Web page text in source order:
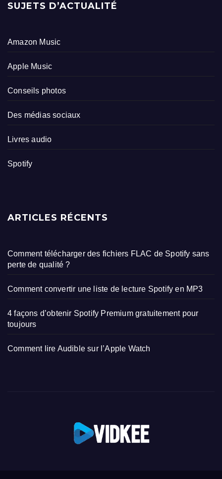
SUJETS D’ACTUALITÉ
Amazon Music
Apple Music
Conseils photos
Des médias sociaux
Livres audio
Spotify
ARTICLES RÉCENTS
Comment télécharger des fichiers FLAC de Spotify sans
perte de qualité ?
Comment convertir une liste de lecture Spotify en MP3
4 façons d’obtenir Spotify Premium gratuitement pour
toujours
Comment lire Audible sur l’Apple Watch